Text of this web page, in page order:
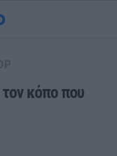
κόπο που